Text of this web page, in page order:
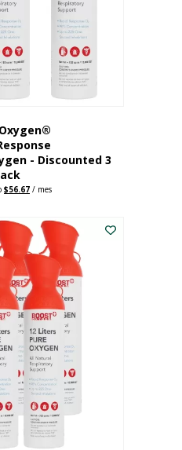
- Discounted 3
Precio
dólares.
$56.67 El
56,67
dólares.
/ mes